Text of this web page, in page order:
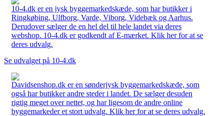
10-4.dk er en jysk byggemarkedskæde, som har butikker i
Ringkøbing, Ulfborg, Varde, Viborg, Videbæk og Aarhus.
Derudover sælger de en hel del til hele landet via deres
webshop. 10-4.dk er godkendt af E-mærket. Klik her for at se
deres udvalg.
Se udvalget på 10-4.dk
Davidsenshop.dk er en sønderjysk byggemarkedskæde, som
også har butikker andre steder i landet. De sælger desuden
rigtig meget over nettet, og har ligesom de andre online
byggemarkeder et stort udvalg. Klik her for at se deres udvalg.